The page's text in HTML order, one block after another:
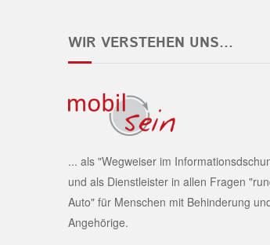
WIR VERSTEHEN UNS…
... als "Wegweiser im
und als Dienstleister in allen Fragen
Auto" für Menschen mit Behinderung
Angehörige.